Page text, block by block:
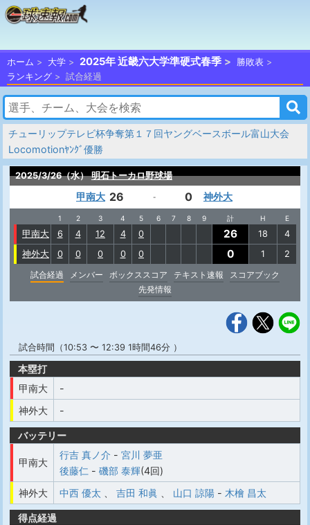
ホーム 大学 2025年 近畿六大学準硬式春季
勝敗表
ランキング
試合経過
チューリップテレビ杯争奪第１７回ヤングベースボール富山大会
Locomotionﾔﾝｸﾞ優勝
2025/3/26（水） 明石トーカロ野球場
甲南大 26 - 0 神外大
1 2 3 4 5 6 7 8 9 計 H E
甲南大 6 4 12 4 0 26 18
4
神外大
0 0 0 0 0 0 1
2
試合経過
メンバー ボックススコア テキスト速報
スコアブック
先発情報
試合時間（10:53 〜 12:39 1時間46分 ）
本塁打
甲南大
-
神外大
-
バッテリー
甲南大
行吉 真ノ介 - 宮川 夢亜
後藤仁 - 磯部 泰輝(4回)
神外大
中西 優太 吉田 和眞 山口 諒陽 - 木檜 昌太
得点経過